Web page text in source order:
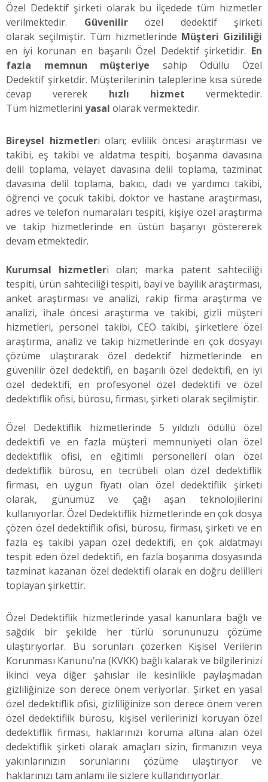
Özel Dedektif şirketi olarak bu ilçedede tüm hizmetler
verilmektedir. Güvenilirözel dedektif şirketi
olarak seçilmiştir. Tüm hizmetlerinde Müşteri Gizililiği
en iyi korunan en başarılı Özel Dedektif şirketidir. En
fazla memnun müşteriye sahip Ödüllü Özel
Dedektif şirketdir. Müşterilerinin taleplerine kısa sürede
cevap vererek hızlı hizmet vermektedir.
Tüm hizmetlerini yasal olarak vermektedir.
Bireysel hizmetleri olan; evlilik öncesi araştırması ve
takibi, eş takibi ve aldatma tespiti, boşanma davasına
delil toplama, velayet davasına delil toplama, tazminat
davasına delil toplama, bakıcı, dadı ve yardımcı takibi,
öğrenci ve çocuk takibi, doktor ve hastane araştırması,
adres ve telefon numaraları tespiti, kişiye özel araştırma
ve takip hizmetlerinde en üstün başarıyı göstererek
devam etmektedir.
Kurumsal hizmetleri olan; marka patent sahteciliği
tespiti, ürün sahteciliği tespiti, bayi ve bayilik araştırması,
anket araştırması ve analizi, rakip firma araştırma ve
analizi, ihale öncesi araştırma ve takibi, gizli müşteri
hizmetleri, personel takibi, CEO takibi, şirketlere özel
araştırma, analiz ve takip hizmetlerinde en çok dosyayı
çözüme ulaştırarak özel dedektif hizmetlerinde en
güvenilir özel dedektifi, en başarılı özel dedektifi, en iyi
özel dedektifi, en profesyonel özel dedektifi ve özel
dedektiflik ofisi, bürosu, firması, şirketi olarak seçilmiştir.
Özel Dedektiflik hizmetlerinde 5 yıldızlı ödüllü özel
dedektifi ve en fazla müşteri memnuniyeti olan özel
dedektiflik ofisi, en eğitimli personelleri olan özel
dedektiflik bürosu, en tecrübeli olan özel dedektiflik
firması, en uygun fiyatı olan özel dedektiflik şirketi
olarak, günümüz ve çağı aşan teknolojilerini
kullanıyorlar. Özel Dedektiflik hizmetlerinde en çok dosya
çözen özel dedektiflik ofisi, bürosu, firması, şirketi ve en
fazla eş takibi yapan özel dedektifi, en çok aldatmayı
tespit eden özel dedektifi, en fazla boşanma dosyasında
tazminat kazanan özel dedektifi olarak en doğru delilleri
toplayan şirkettir.
Özel Dedektiflik hizmetlerinde yasal kanunlara bağlı ve
sağdık bir şekilde her türlü sorununuzu çözüme
ulaştırıyorlar. Bu sorunları çözerken Kişisel Verilerin
Korunması Kanunu’na (KVKK) bağlı kalarak ve bilgilerinizi
ikinci veya diğer şahıslar ile kesinlikle paylaşmadan
gizliliğinize son derece önem veriyorlar. Şirket en yasal
özel dedektiflik ofisi, gizliliğinize son derece önem veren
özel dedektiflik bürosu, kişisel verilerinizi koruyan özel
dedektiflik firması, haklarınızı koruma altına alan özel
dedektiflik şirketi olarak amaçları sizin, firmanızın veya
yakınlarınızın sorunlarını çözüme ulaştırıyor ve
haklarınızı tam anlamı ile sizlere kullandırıyorlar.